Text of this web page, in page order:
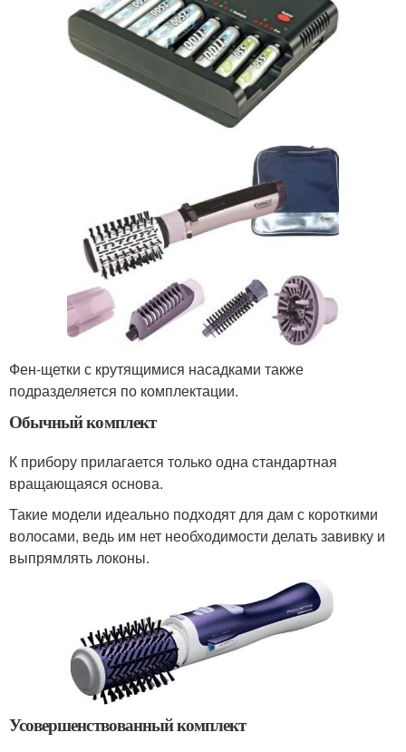
Фен-щетки с крутящимися насадками также
подразделяется по комплектации.
Обычный комплект
К прибору прилагается только одна стандартная
вращающаяся основа.
Такие модели идеально подходят для дам с короткими
волосами, ведь им нет необходимости делать завивку и
выпрямлять локоны.
Усовершенствованный комплект